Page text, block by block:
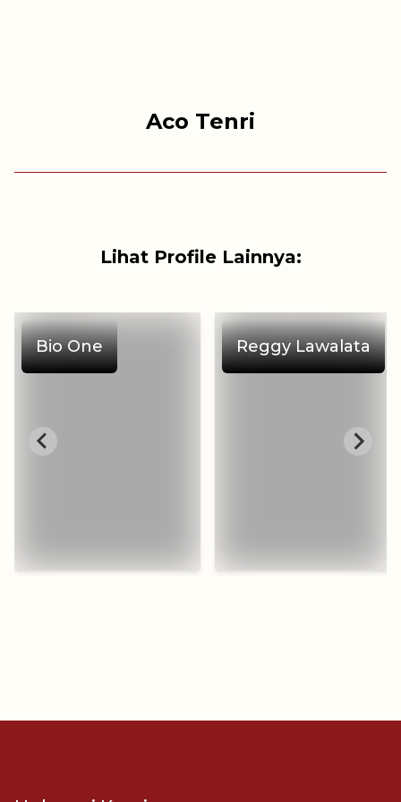
Aco Tenri
Lihat Profile Lainnya:
Bio One Reggy Lawalata